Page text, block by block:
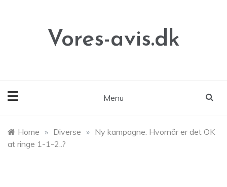
Vores-avis.dk
Menu
Home » Diverse » Ny kampagne: Hvornår er det OK
at ringe 1-1-2..?